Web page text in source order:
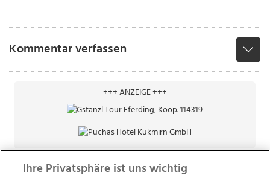
Kommentar verfassen
+++ ANZEIGE +++
Ihre Privatsphäre ist uns wichtig